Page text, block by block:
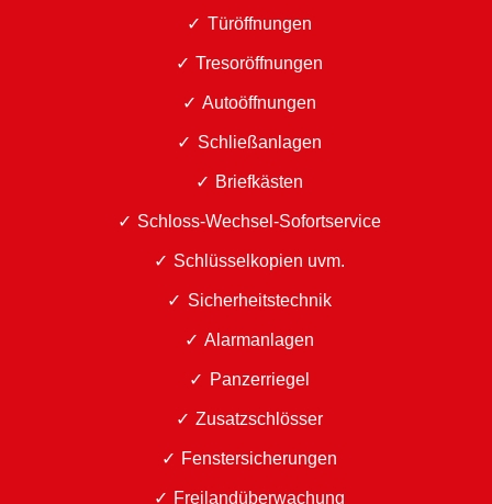
Türöffnungen
Tresoröffnungen
Autoöffnungen
Schließanlagen
Briefkästen
Schloss-Wechsel-Sofortservice
Schlüsselkopien uvm.
Sicherheitstechnik
Alarmanlagen
Panzerriegel
Zusatzschlösser
Fenstersicherungen
Freilandüberwachung